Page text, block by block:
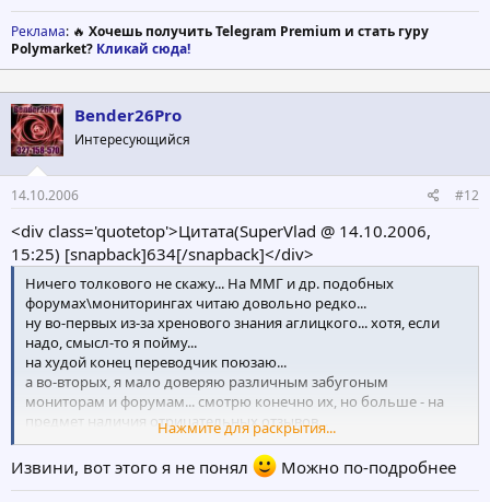
Реклама: 🔥 Хочешь получить Telegram Premium и стать гуру
Polymarket? Кликай сюда!
Bender26Pro
Интересующийся
14.10.2006 #12
<div class='quotetop'>Цитата(SuperVlad @ 14.10.2006,
15:25) [snapback]634[/snapback]</div>
Ничего толкового не скажу... На ММГ и др. подобных
форумах\мониторингах читаю довольно редко...
ну во-первых из-за хренового знания аглицкого... хотя, если
надо, смысл-то я пойму...
на худой конец переводчик поюзаю...
а во-вторых, я мало доверяю различным забугоным
мониторам и форумам... смотрю конечно их, но больше - на
предмет наличия отрицательных отзывов...
уже не помню названия серфа, но прощлой зимой он был... на
ММГ шум был при запуске, мол честный суперадмин и т.д.,
рекламы много было... да и в нашей сети тоже... в итоге серф
Нажмите для раскрытия...
Извини, вот этого я не понял Можно по-подробнее